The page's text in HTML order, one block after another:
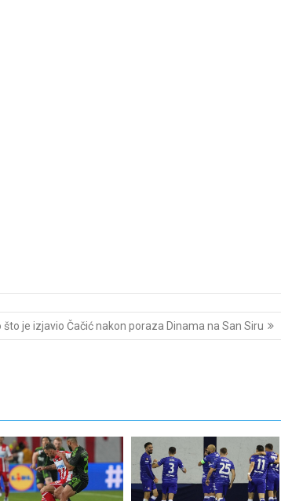
što je izjavio Čačić nakon poraza Dinama na San Siru